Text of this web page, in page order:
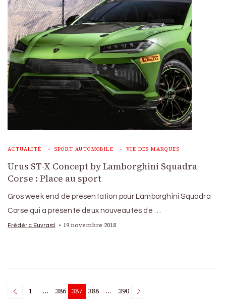
ACTUALITÉ SPORT AUTOMOBILE VIE DES MARQUES
Urus ST-X Concept by Lamborghini Squadra
Corse : Place au sport
Gros week end de présentation pour Lamborghini Squadra
Corse qui a présenté deux nouveautés de …
Frédéric Euvrard 19 novembre 2018
Posts
Page
1 … Page
386 Page
387 Page
388 … Page
390